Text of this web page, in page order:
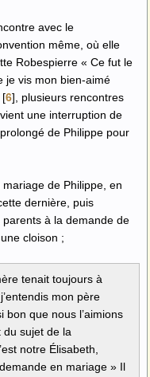
avec le
même, où elle
Robespierre « Ce fut le
je vis mon bien-aimé
6] , plusieurs rencontres
une interruption de
de Philippe pour
de Philippe, en
dernière, puis
parents à la demande de
cloison ;
tenait toujours à
mon père
que nous l’aimions
du sujet de la
notre Élisabeth,
en mariage » Il